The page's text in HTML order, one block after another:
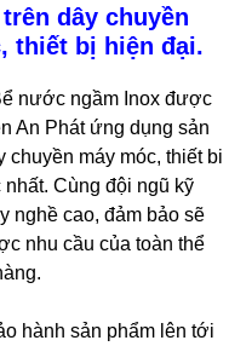
dây chuyền
thiết bị hiện đại.
nước ngầm Inox được
An Phát ứng dụng sản
chuyền máy móc, thiết bi
nhất. Cùng đội ngũ kỹ
nghề cao, đảm bảo sẽ
nhu cầu của toàn thể
hành sản phẩm lên tới